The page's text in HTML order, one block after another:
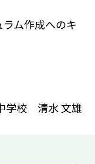
ラム作成へのキ
学校 清水 文雄